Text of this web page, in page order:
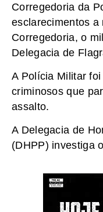
Corregedoria da
esclarecimentos a
Corregedoria, o
Delegacia de
A Polícia Militar
criminosos que
assalto.
A Delegacia de
(DHPP) investiga